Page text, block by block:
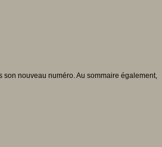
nouveau numéro. Au sommaire également,